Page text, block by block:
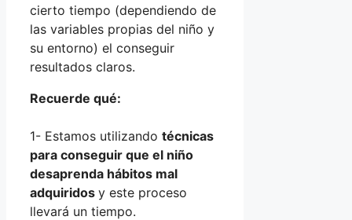
cierto tiempo (dependiendo de
las variables propias del niño y
su entorno) el conseguir
resultados claros.
Recuerde qué:
1- Estamos utilizando técnicas
para conseguir que el niño
desaprenda hábitos mal
adquiridos y este proceso
llevará un tiempo.